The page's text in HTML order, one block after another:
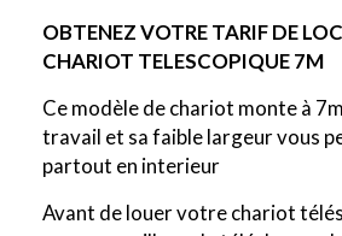
OBTENEZ VOTRE TARIF DE
CHARIOT TELESCOPIQUE 7M
Ce modèle de chariot monte à
travail et sa faible largeur vous
partout en interieur
Avant de louer votre chariot